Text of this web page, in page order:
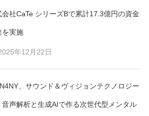
会社CaTe シリーズBで累計17.3億円の資金
を実施
年12月22日
、サウンド＆ヴィジョンテクノロジー
音声解析と生成AIで作る次世代型メンタル